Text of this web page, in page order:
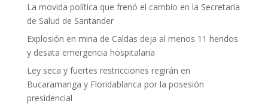
La movida política que frenó el cambio en la Secretaría
de Salud de Santander
Explosión en mina de Caldas deja al menos 11 heridos
y desata emergencia hospitalaria
Ley seca y fuertes restricciones regirán en
Bucaramanga y Floridablanca por la posesión
presidencial